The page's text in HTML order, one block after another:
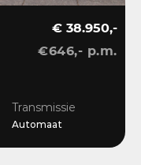
€ 38.950,-
€646,- p.m.
Transmissie
Automaat